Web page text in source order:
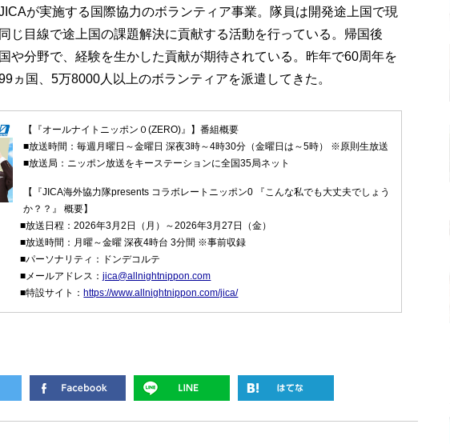
が実施する国際協力のボランティア事業。隊員は開発途上国で現
じ目線で途上国の課題解決に貢献する活動を行っている。帰国後
や分野で、経験を生かした貢献が期待されている。昨年で60周年を
ヵ国、5万8000人以上のボランティアを派遣してきた。
【『オールナイトニッポン０(ZERO)』】番組概要
■放送時間：毎週月曜日～金曜日 深夜3時～4時30分（金曜日は～5時） ※原則生放送
■放送局：ニッポン放送をキーステーションに全国35局ネット
【『JICA海外協力隊presents コラボレートニッポン0 『こんな私でも大丈夫でしょう
か？？』 概要】
■放送日程：2026年3月2日（月）～2026年3月27日（金）
■放送時間：月曜～金曜 深夜4時台 3分間 ※事前収録
■パーソナリティ：ドンデコルテ
■メールアドレス：jica@allnightnippon.com
■特設サイト：https://www.allnightnippon.com/jica/